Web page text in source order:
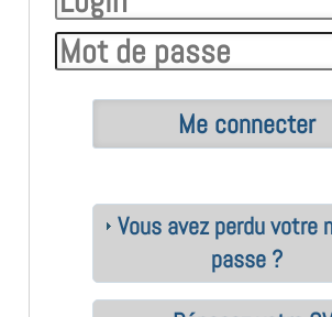
Vous avez perdu votre
passe ?